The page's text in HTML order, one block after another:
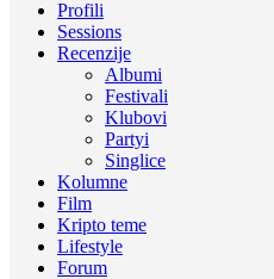
Profili
Sessions
Recenzije
Albumi
Festivali
Klubovi
Partyi
Singlice
Kolumne
Film
Kripto teme
Lifestyle
Forum